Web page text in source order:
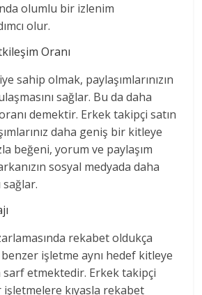
olumlu bir izlenim
olur.
Oranı
sahip olmak, paylaşımlarınızın
sağlar. Bu da daha
demektir. Erkek takipçi satın
daha geniş bir kitleye
beğeni, yorum ve paylaşım
sosyal medyada daha
sağlar.
rekabet oldukça
işletme aynı hedef kitleye
sarf etmektedir. Erkek takipçi
işletmelere kıyasla rekabet